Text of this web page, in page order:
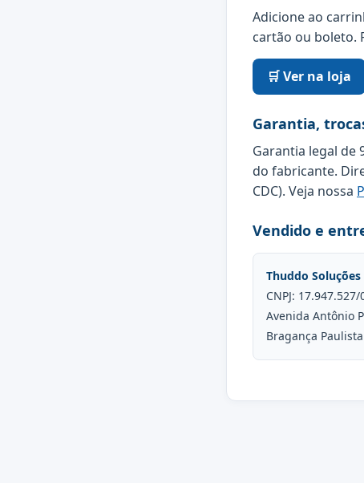
Adicione ao
cartão ou boleto.
🛒 Ver na loja
Garantia,
Garantia legal de
do fabricante.
CDC). Veja nossa
Vendido e
Thuddo
CNPJ:
Avenida Antônio
Bragança